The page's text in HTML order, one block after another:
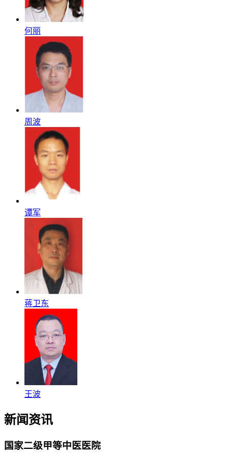
何丽
周波
谭军
蒋卫东
王波
新闻资讯
国家二级甲等中医医院